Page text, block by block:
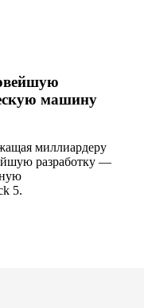
машину
миллиардеру
разработку —
5.